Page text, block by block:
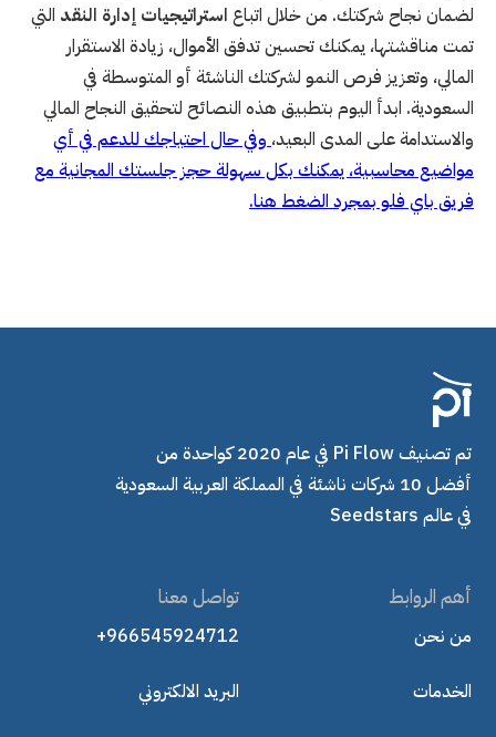
لضمان نجاح شركتك. من خلال اتباع استراتيجيات إدارة النقد التي
تمت مناقشتها، يمكنك تحسين تدفق الأموال، زيادة الاستقرار
المالي، وتعزيز فرص النمو لشركتك الناشئة أو المتوسطة في
السعودية. ابدأ اليوم بتطبيق هذه النصائح لتحقيق النجاح المالي
والاستدامة على المدى البعيد،وفي حال احتياجك للدعم في أي
مواضيع محاسبية، يمكنك بكل سهولة حجز جلستك المجانية مع
فريق باي فلو بمجرد الضغط هنا.
تم تصنيف Pi Flow في عام 2020 كواحدة من
أفضل 10 شركات ناشئة في المملكة العربية السعودية
في عالم Seedstars
أهم الروابط
من نحن
الخدمات
تواصل معنا
+966545924712
البريد الالكتروني